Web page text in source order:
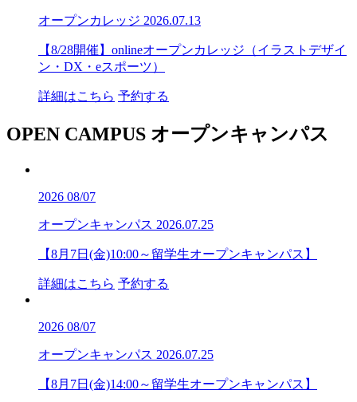
オープンカレッジ 2026.07.13
【8/28開催】onlineオープンカレッジ（イラストデザイ
ン・DX・eスポーツ）
詳細はこちら 予約する
OPEN CAMPUS オープンキャンパス
2026 08/07
オープンキャンパス 2026.07.25
【8月7日(金)10:00～留学生オープンキャンパス】
詳細はこちら 予約する
2026 08/07
オープンキャンパス 2026.07.25
【8月7日(金)14:00～留学生オープンキャンパス】